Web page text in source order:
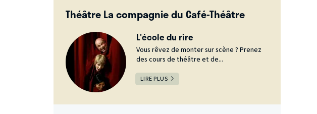
Théâtre La compagnie du Café-Théâtre
L'école du rire
Vous rêvez de monter sur scène ? Prenez
des cours de théâtre et de...
LIRE PLUS